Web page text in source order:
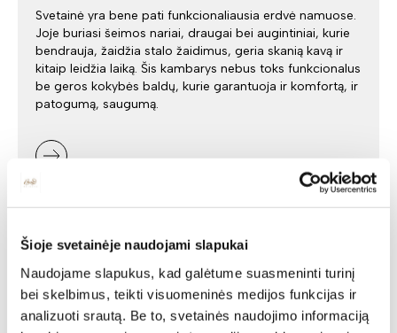
Šioje svetainėje naudojami slapukai
Naudojame slapukus, kad galėtume suasmeninti turinį
bei skelbimus, teikti visuomeninės medijos funkcijas ir
analizuoti srautą. Be to, svetainės naudojimo informaciją
Svetainė yra bene pati funkcionaliausia erdvė namuose.
Joje buriasi šeimos nariai, draugai bei augintiniai, kurie
bendrauja, žaidžia stalo žaidimus, geria skanią kavą ir
kitaip leidžia laiką. Šis kambarys nebus toks funkcionalus
be geros kokybės baldų, kurie garantuoja ir komfortą, ir
patogumą, saugumą.